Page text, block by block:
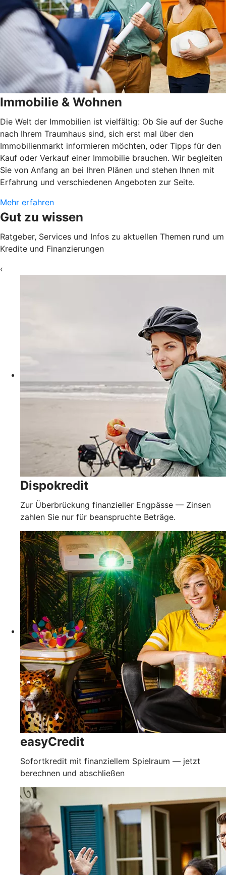
Immobilie & Wohnen
Die Welt der Immobilien ist vielfältig: Ob Sie auf der Suche
nach Ihrem Traumhaus sind, sich erst mal über den
Immobilienmarkt informieren möchten, oder Tipps für den
Kauf oder Verkauf einer Immobilie brauchen. Wir begleiten
Sie von Anfang an bei Ihren Plänen und stehen Ihnen mit
Erfahrung und verschiedenen Angeboten zur Seite.
Mehr erfahren
Gut zu wissen
Ratgeber, Services und Infos zu aktuellen Themen rund um
Kredite und Finanzierungen
‹
Dispokredit
Zur Überbrückung finanzieller Engpässe — Zinsen
zahlen Sie nur für beanspruchte Beträge.
easyCredit
Sofortkredit mit finanziellem Spielraum — jetzt
berechnen und abschließen